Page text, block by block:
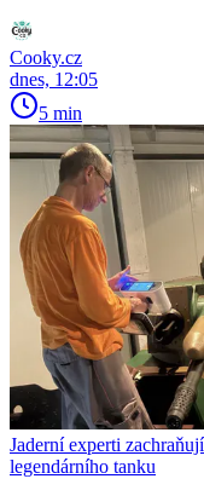
Cooky.cz
dnes, 12:05
5 min
Jaderní experti
legendárního tanku